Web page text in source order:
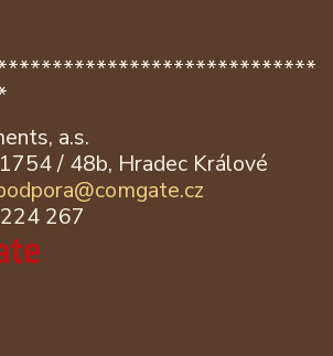
a.s.
/ 48b, Hradec Králové
comgate.cz
267